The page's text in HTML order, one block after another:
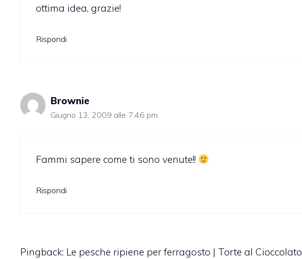
ottima idea, grazie!
Rispondi
Brownie
Giugno 13, 2009 alle 7:46 pm
Fammi sapere come ti sono venute!!
Rispondi
Pingback: Le pesche ripiene per ferragosto | Torte al Cioccolato